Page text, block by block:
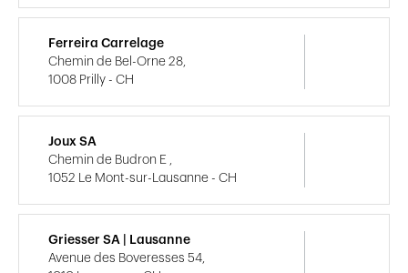
Ferreira Carrelage
Chemin de Bel-Orne 28,
1008 Prilly - CH
Joux SA
Chemin de Budron E ,
1052 Le Mont-sur-Lausanne - CH
Griesser SA | Lausanne
Avenue des Boveresses 54,